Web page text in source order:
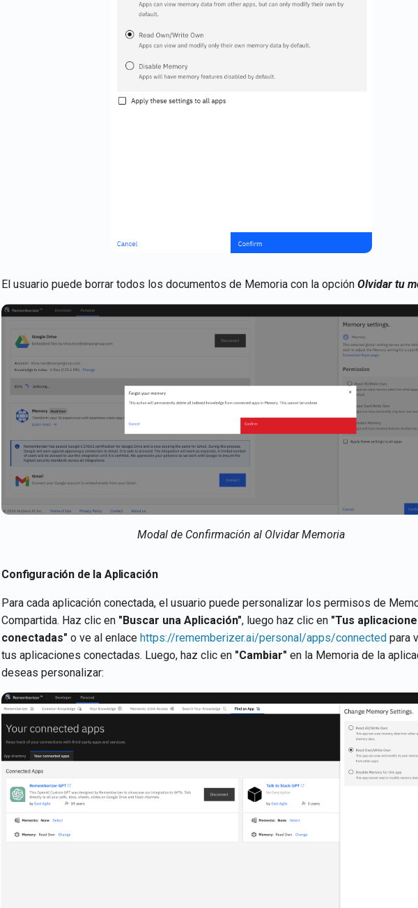
El usuario puede borrar todos los documentos de Memoria con la opción Olvidar tu
Modal de Confirmación al Olvidar Memoria
Configuración de la Aplicación
Para cada aplicación conectada, el usuario puede personalizar los permisos de
Compartida. Haz clic en "Buscar una Aplicación", luego haz clic en "Tus
conectadas" o ve al enlace https://rememberizer.ai/personal/apps/connected para
tus aplicaciones conectadas. Luego, haz clic en "Cambiar" en la Memoria de la
deseas personalizar: